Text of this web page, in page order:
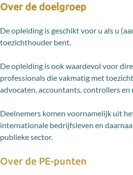
Diner Parlant
12 december 2026
Over de doelgroep
De opleiding is geschikt voor u als u
toezichthouder bent.
De opleiding is ook waardevol voor
professionals die vakmatig met
advocaten, accountants, controllers en
Deelnemers komen voornamelijk uit
internationale bedrijfsleven en
publieke sector.
Over de PE-punten